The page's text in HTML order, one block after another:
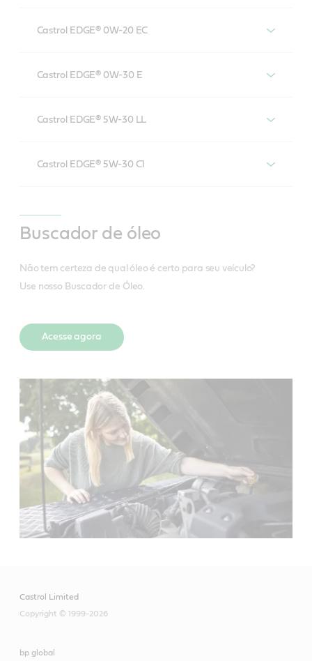
Castrol EDGE® 0W-20 EC
Castrol EDGE® 0W-30 E
Castrol EDGE® 5W-30 LL
Castrol EDGE® 5W-30 C1
Professional 5W-30 C1
Buscador de óleo
Não tem certeza de qual óleo é certo para seu veículo?
Use nosso Buscador de Óleo.
Acesse agora
Castrol Limited
Copyright © 1999-2026
bp global